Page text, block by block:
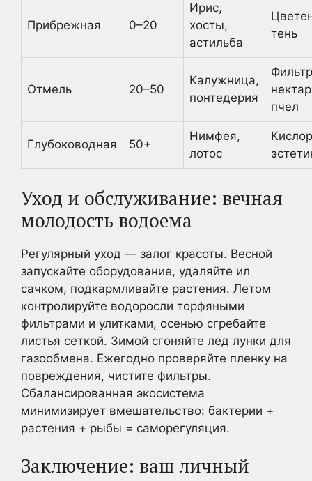
Прибрежная 0–20
Ирис,
хосты,
астильба
тень
Отмель 20–50
Калужница,
понтедерия
пчел
Глубоководная 50+
Нимфея,
лотос
Уход и обслуживание: вечная
молодость водоема
Регулярный уход — залог красоты. Весной
запускайте оборудование, удаляйте ил
сачком, подкармливайте растения. Летом
контролируйте водоросли торфяными
фильтрами и улитками, осенью сгребайте
листья сеткой. Зимой сгоняйте лед лунки для
газообмена. Ежегодно проверяйте пленку на
повреждения, чистите фильтры.
Сбалансированная экосистема
минимизирует вмешательство: бактерии +
растения + рыбы = саморегуляция.
Заключение: ваш личный